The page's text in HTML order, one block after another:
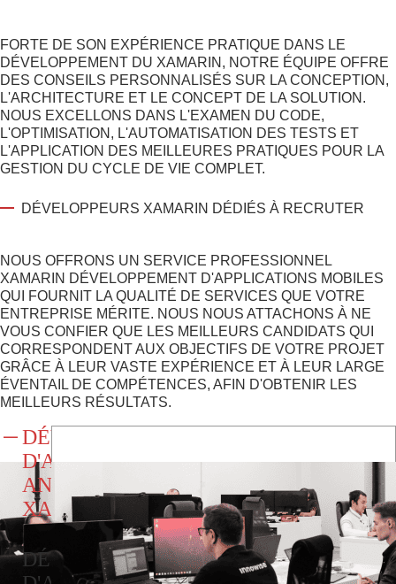
FORTE DE SON EXPÉRIENCE PRATIQUE DANS LE
DÉVELOPPEMENT DU XAMARIN, NOTRE ÉQUIPE OFFRE
DES CONSEILS PERSONNALISÉS SUR LA CONCEPTION,
L'ARCHITECTURE ET LE CONCEPT DE LA SOLUTION.
NOUS EXCELLONS DANS L'EXAMEN DU CODE,
L'OPTIMISATION, L'AUTOMATISATION DES TESTS ET
L'APPLICATION DES MEILLEURES PRATIQUES POUR LA
GESTION DU CYCLE DE VIE COMPLET.
DÉVELOPPEURS XAMARIN DÉDIÉS À RECRUTER
NOUS OFFRONS UN SERVICE PROFESSIONNEL
XAMARIN DÉVELOPPEMENT D'APPLICATIONS MOBILES
QUI FOURNIT LA QUALITÉ DE SERVICES QUE VOTRE
ENTREPRISE MÉRITE. NOUS NOUS ATTACHONS À NE
VOUS CONFIER QUE LES MEILLEURS CANDIDATS QUI
CORRESPONDENT AUX OBJECTIFS DE VOTRE PROJET
GRÂCE À LEUR VASTE EXPÉRIENCE ET À LEUR LARGE
ÉVENTAIL DE COMPÉTENCES, AFIN D'OBTENIR LES
MEILLEURS RÉSULTATS.
DÉVELOPPEMENT
D'APPLICATIONS
ANDROID
XAMARIN
DÉVELOPPEMENT